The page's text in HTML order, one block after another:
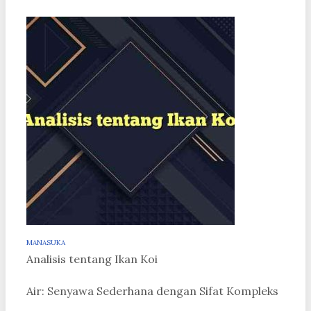
MANASUKA
Analisis tentang Ikan Koi
Air: Senyawa Sederhana dengan Sifat Kompleks